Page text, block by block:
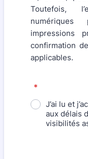
Toutefois,
impressions
confirmation
applicables.
*
J’ai lu et
aux délais
visibilités